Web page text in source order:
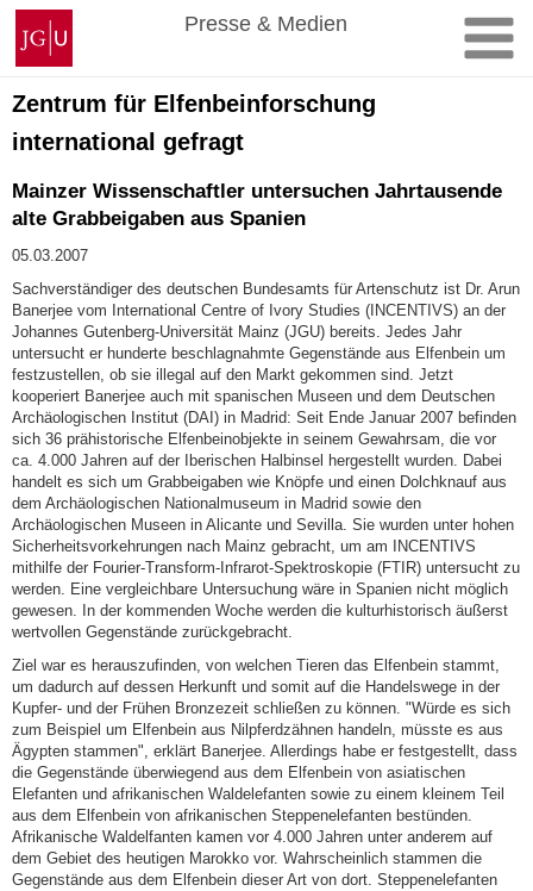
Zum
Inhalt
springen
Johannes
Gutenberg-
Universität
Mainz
Presse & Medien
Zentrum für Elfenbeinforschung
international gefragt
Mainzer Wissenschaftler untersuchen Jahrtausende
alte Grabbeigaben aus Spanien
05.03.2007
Sachverständiger des deutschen Bundesamts für Artenschutz ist Dr. Arun
Banerjee vom International Centre of Ivory Studies (INCENTIVS) an der
Johannes Gutenberg-Universität Mainz (JGU) bereits. Jedes Jahr
untersucht er hunderte beschlagnahmte Gegenstände aus Elfenbein um
festzustellen, ob sie illegal auf den Markt gekommen sind. Jetzt
kooperiert Banerjee auch mit spanischen Museen und dem Deutschen
Archäologischen Institut (DAI) in Madrid: Seit Ende Januar 2007 befinden
sich 36 prähistorische Elfenbeinobjekte in seinem Gewahrsam, die vor
ca. 4.000 Jahren auf der Iberischen Halbinsel hergestellt wurden. Dabei
handelt es sich um Grabbeigaben wie Knöpfe und einen Dolchknauf aus
dem Archäologischen Nationalmuseum in Madrid sowie den
Archäologischen Museen in Alicante und Sevilla. Sie wurden unter hohen
Sicherheitsvorkehrungen nach Mainz gebracht, um am INCENTIVS
mithilfe der Fourier-Transform-Infrarot-Spektroskopie (FTIR) untersucht zu
werden. Eine vergleichbare Untersuchung wäre in Spanien nicht möglich
gewesen. In der kommenden Woche werden die kulturhistorisch äußerst
wertvollen Gegenstände zurückgebracht.
Ziel war es herauszufinden, von welchen Tieren das Elfenbein stammt,
um dadurch auf dessen Herkunft und somit auf die Handelswege in der
Kupfer- und der Frühen Bronzezeit schließen zu können. "Würde es sich
zum Beispiel um Elfenbein aus Nilpferdzähnen handeln, müsste es aus
Ägypten stammen", erklärt Banerjee. Allerdings habe er festgestellt, dass
die Gegenstände überwiegend aus dem Elfenbein von asiatischen
Elefanten und afrikanischen Waldelefanten sowie zu einem kleinem Teil
aus dem Elfenbein von afrikanischen Steppenelefanten bestünden.
Afrikanische Waldelfanten kamen vor 4.000 Jahren unter anderem auf
dem Gebiet des heutigen Marokko vor. Wahrscheinlich stammen die
Gegenstände aus dem Elfenbein dieser Art von dort. Steppenelefanten